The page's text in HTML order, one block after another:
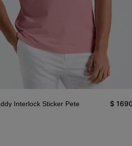
Interlock Sticker Pete $